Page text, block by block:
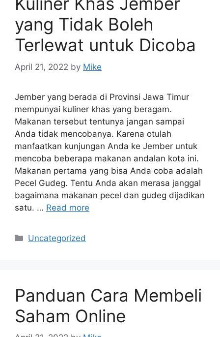
yang Tidak Boleh
Terlewat untuk Dicoba
April 21, 2022 by Mike
Jember yang berada di Provinsi Jawa Timur
mempunyai kuliner khas yang beragam.
Makanan tersebut tentunya jangan sampai
Anda tidak mencobanya. Karena otulah
manfaatkan kunjungan Anda ke Jember untuk
mencoba beberapa makanan andalan kota ini.
Makanan pertama yang bisa Anda coba adalah
Pecel Gudeg. Tentu Anda akan merasa janggal
bagaimana makanan pecel dan gudeg dijadikan
satu. … Read more
Categories
Uncategorized
Panduan Cara Membeli
Saham Online